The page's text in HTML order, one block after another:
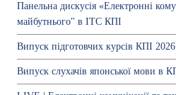
Панельна дискусія «Електронні
майбутнього" в ІТС КПІ
Випуск підготовчих курсів КПІ 2026
Випуск слухачів японської мови в